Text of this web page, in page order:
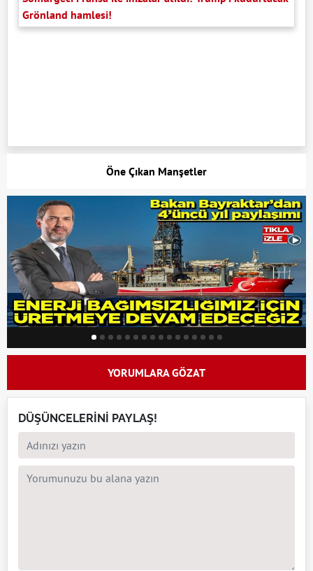
Grönland hamlesi!
Öne Çıkan Manşetler
YORUMLARA GÖZAT
DÜŞÜNCELERİNİ PAYLAŞ!